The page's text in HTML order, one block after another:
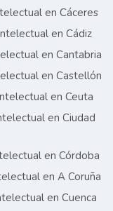
en Cáceres
en Cádiz
en Cantabria
en Castellón
en Ceuta
en Ciudad
en Córdoba
en A Coruña
en Cuenca